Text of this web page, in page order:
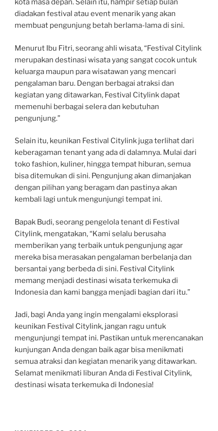
kota masa depan. Selain itu, hampir setiap bulan
diadakan festival atau event menarik yang akan
membuat pengunjung betah berlama-lama di sini.
Menurut Ibu Fitri, seorang ahli wisata, “Festival Citylink
merupakan destinasi wisata yang sangat cocok untuk
keluarga maupun para wisatawan yang mencari
pengalaman baru. Dengan berbagai atraksi dan
kegiatan yang ditawarkan, Festival Citylink dapat
memenuhi berbagai selera dan kebutuhan
pengunjung.”
Selain itu, keunikan Festival Citylink juga terlihat dari
keberagaman tenant yang ada di dalamnya. Mulai dari
toko fashion, kuliner, hingga tempat hiburan, semua
bisa ditemukan di sini. Pengunjung akan dimanjakan
dengan pilihan yang beragam dan pastinya akan
kembali lagi untuk mengunjungi tempat ini.
Bapak Budi, seorang pengelola tenant di Festival
Citylink, mengatakan, “Kami selalu berusaha
memberikan yang terbaik untuk pengunjung agar
mereka bisa merasakan pengalaman berbelanja dan
bersantai yang berbeda di sini. Festival Citylink
memang menjadi destinasi wisata terkemuka di
Indonesia dan kami bangga menjadi bagian dari itu.”
Jadi, bagi Anda yang ingin mengalami eksplorasi
keunikan Festival Citylink, jangan ragu untuk
mengunjungi tempat ini. Pastikan untuk merencanakan
kunjungan Anda dengan baik agar bisa menikmati
semua atraksi dan kegiatan menarik yang ditawarkan.
Selamat menikmati liburan Anda di Festival Citylink,
destinasi wisata terkemuka di Indonesia!